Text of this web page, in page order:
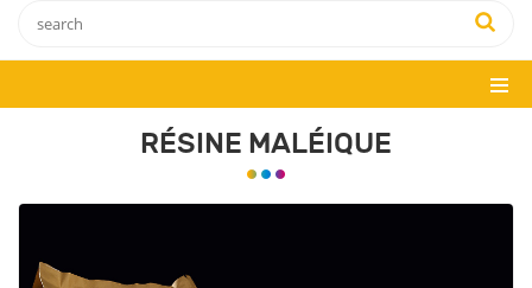
RÉSINE MALÉIQUE